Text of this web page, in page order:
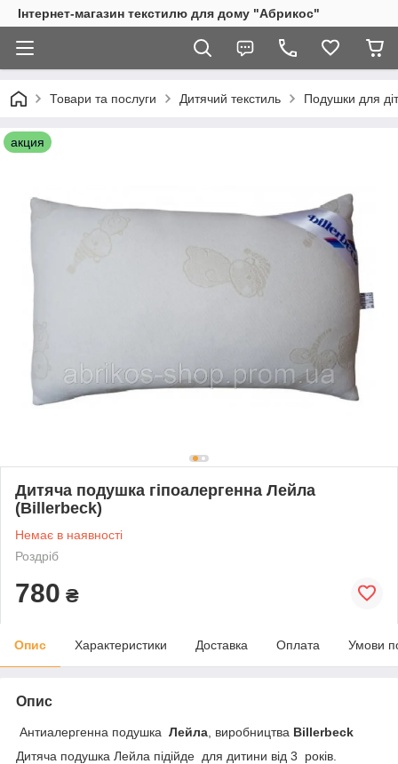
Інтернет-магазин текстилю для дому "Абрикос"
Товари та послуги Дитячий текстиль Подушки для
акция
Дитяча подушка гіпоалергенна Лейла
(Billerbeck)
Немає в наявності
Роздріб
780 ₴
Опис Характеристики Доставка Оплата Умови
Опис
Антиалергенна подушка Лейла , виробництва Billerbeck
Дитяча подушка Лейла підійде для дитини від 3 років.